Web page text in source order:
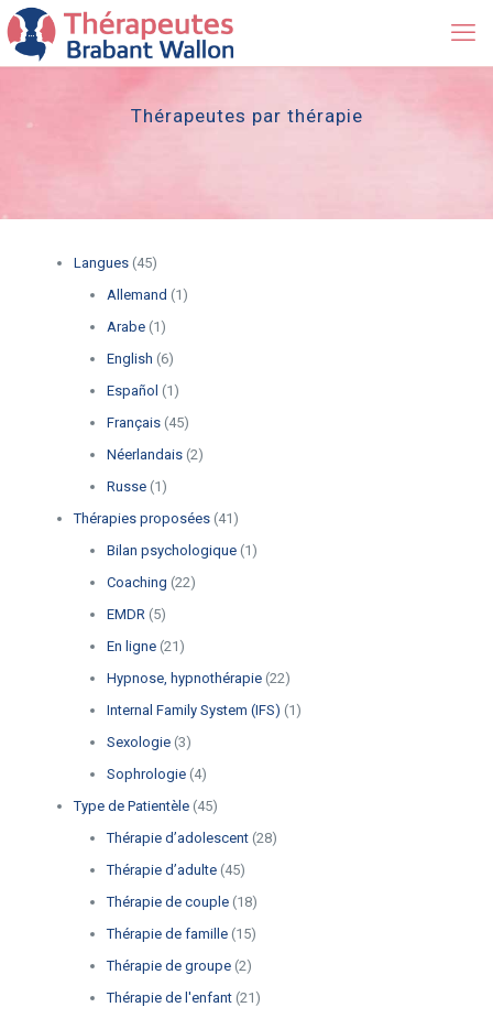
Thérapeutes par thérapie
Langues(45)
Allemand (1)
Arabe(1)
English (6)
Español (1)
Français(45)
Néerlandais(2)
Russe(1)
Thérapies proposées(41)
Bilan psychologique(1)
Coaching (22)
EMDR(5)
En ligne(21)
Hypnose, hypnothérapie(22)
Internal Family System (IFS) (1)
Sexologie(3)
Sophrologie(4)
Type de Patientèle(45)
Thérapie d’adolescent(28)
Thérapie d’adulte(45)
Thérapie de couple(18)
Thérapie de famille(15)
Thérapie de groupe(2)
Thérapie de l'enfant(21)